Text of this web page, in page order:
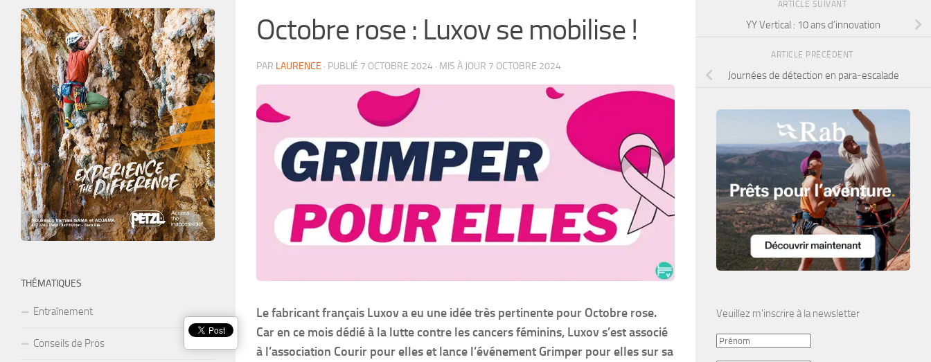
Octobre rose : Luxov se mobilise !
PAR LAURENCE · PUBLIÉ 7 OCTOBRE 2024 · MIS À JOUR 7 OCTOBRE 2024
Le fabricant français Luxov a eu une idée très pertinente pour Octobre rose.
Car en ce mois dédié à la lutte contre les cancers féminins, Luxov s’est associé
à l’association Courir pour elles et lance l’événement Grimper pour elles sur sa
THÉMATIQUES
Entraînement
Conseils de Pros
ARTICLE SUIVANT
YY Vertical : 10 ans d’innovation
ARTICLE PRÉCÉDENT
Journées de détection en para-escalade
Veuillez m'inscrire à la newsletter